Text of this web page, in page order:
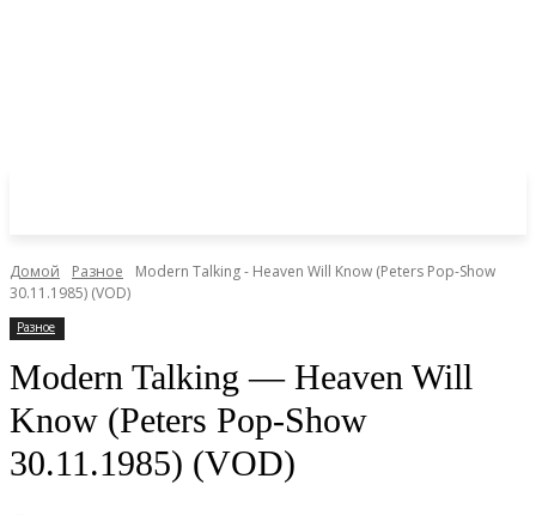
Домой Разное
Modern Talking - Heaven Will Know (Peters Pop-Show
30.11.1985) (VOD)
Разное
Modern Talking — Heaven Will
Know (Peters Pop-Show
30.11.1985) (VOD)